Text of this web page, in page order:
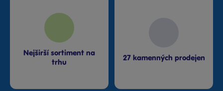
Nejširší sortiment na
trhu
27 kamenných prodejen